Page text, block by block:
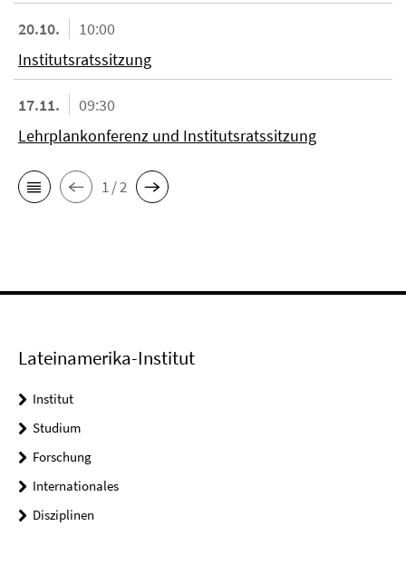
20.10.
10:00
Institutsratssitzung
17.11.
09:30
Lehrplankonferenz und Institutsratssitzung
1 / 2
Lateinamerika-Institut
Institut
Studium
Forschung
Internationales
Disziplinen